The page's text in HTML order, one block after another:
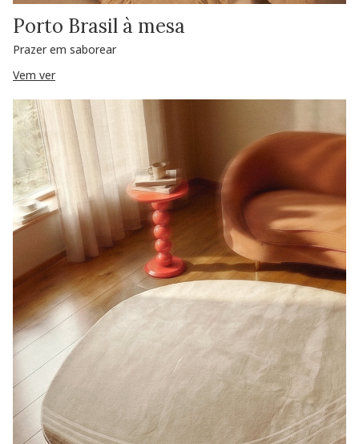
Porto Brasil à mesa
Prazer em saborear
Vem ver